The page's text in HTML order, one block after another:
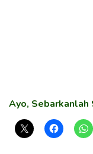
Ayo, Sebarkanlah